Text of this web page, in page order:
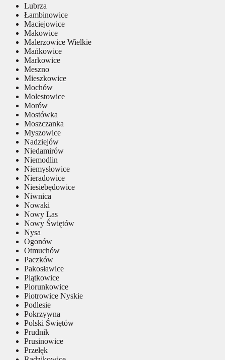
Lubrza
Łambinowice
Maciejowice
Makowice
Malerzowice Wielkie
Mańkowice
Markowice
Meszno
Mieszkowice
Mochów
Molestowice
Morów
Mostówka
Moszczanka
Myszowice
Nadziejów
Niedamirów
Niemodlin
Niemysłowice
Nieradowice
Niesiebędowice
Niwnica
Nowaki
Nowy Las
Nowy Świętów
Nysa
Ogonów
Otmuchów
Paczków
Pakosławice
Piątkowice
Piorunkowice
Piotrowice Nyskie
Podlesie
Pokrzywna
Polski Świętów
Prudnik
Prusinowice
Przełęk